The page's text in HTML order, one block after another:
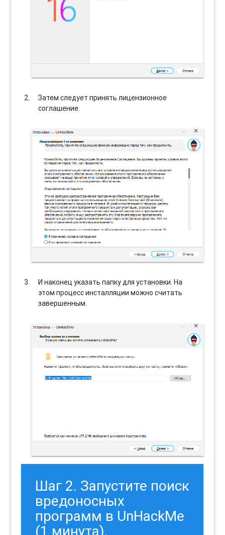
Затем следует принять лицензионное
соглашение.
И наконец указать папку для установки. На
этом процесс инсталляции можно считать
завершенным.
Шаг 2. Запустите поиск
вредоносных
программ в UnHackMe
(1 минута).